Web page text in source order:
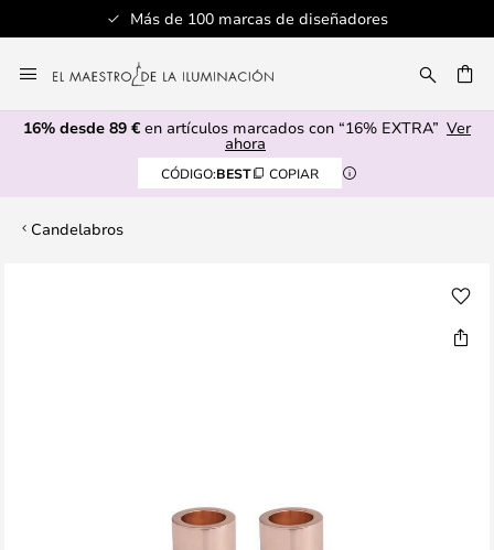
Más de 100 marcas de diseñadores
al
contenido
16% desde 89 € en artículos marcados con “16% EXTRA” Ver
ahora
CÓDIGO:BEST COPIAR
Candelabros